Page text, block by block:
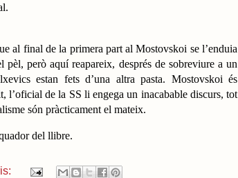
al final de la primera part al Mostovskoi se l’enduia
però aquí reapareix, després de sobreviure a un
estan fets d’una altra pasta. Mostovskoi és
l’oficial de la SS li engega un inacabable discurs, tot
són pràcticament el mateix.
del llibre.